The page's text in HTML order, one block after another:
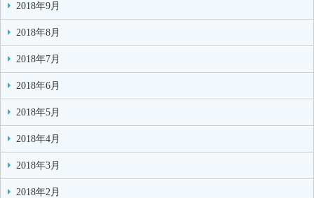
2018年9月
2018年8月
2018年7月
2018年6月
2018年5月
2018年4月
2018年3月
2018年2月